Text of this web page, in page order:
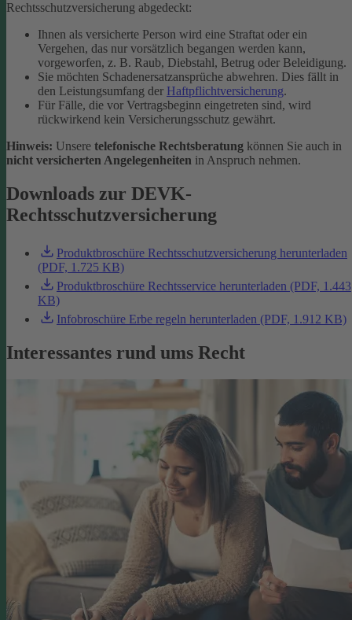
Rechtsschutzversicherung abgedeckt:
Ihnen als versicherte Person wird eine Straftat oder ein
Vergehen, das nur vorsätzlich begangen werden kann,
vorgeworfen, z. B. Raub, Diebstahl, Betrug oder Beleidigung.
Sie möchten Schadenersatzansprüche abwehren. Dies fällt in
den Leistungsumfang der Haftpflichtversicherung.
Für Fälle, die vor Vertragsbeginn eingetreten sind, wird
rückwirkend kein Versicherungsschutz gewährt.
Hinweis: Unsere telefonische Rechtsberatung können Sie auch in
nicht versicherten Angelegenheiten in Anspruch nehmen.
Downloads zur DEVK-
Rechtsschutzversicherung
Produktbroschüre Rechtsschutzversicherung herunterladen
(PDF, 1.725 KB)
Produktbroschüre Rechtsservice herunterladen (PDF, 1.443
KB)
Infobroschüre Erbe regeln herunterladen (PDF, 1.912 KB)
Interessantes rund ums Recht